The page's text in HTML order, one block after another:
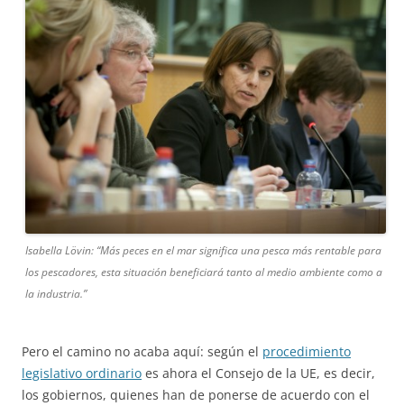
Isabella Lövin: “Más peces en el mar significa una pesca más rentable para
los pescadores, esta situación beneficiará tanto al medio ambiente como a
la industria.”
Pero el camino no acaba aquí: según el procedimiento
legislativo ordinario es ahora el Consejo de la UE, es decir,
los gobiernos, quienes han de ponerse de acuerdo con el